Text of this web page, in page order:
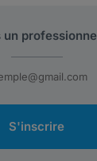
S'inscrire